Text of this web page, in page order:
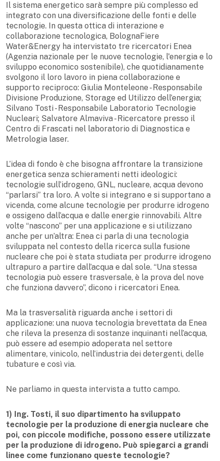
Il sistema energetico sarà sempre più complesso ed
integrato con una diversificazione delle fonti e delle
tecnologie. In questa ottica di interazione e
collaborazione tecnologica, BolognaFiere
Water&Energy ha intervistato tre ricercatori Enea
(Agenzia nazionale per le nuove tecnologie, l'energia e lo
sviluppo economico sostenibile), che quotidianamente
svolgono il loro lavoro in piena collaborazione e
supporto reciproco: Giulia Monteleone - Responsabile
Divisione Produzione, Storage ed Utilizzo dell’energia;
Silvano Tosti - Responsabile Laboratorio Tecnologie
Nucleari; Salvatore Almaviva - Ricercatore presso il
Centro di Frascati nel laboratorio di Diagnostica e
Metrologia laser.
L’idea di fondo è che bisogna affrontare la transizione
energetica senza schieramenti netti ideologici:
tecnologie sull’idrogeno, GNL, nucleare, acqua devono
“parlarsi” tra loro. A volte si integrano e si supportano a
vicenda, come alcune tecnologie per produrre idrogeno
e ossigeno dall’acqua e dalle energie rinnovabili. Altre
volte “nascono” per una applicazione e si utilizzano
anche per un’altra: Enea ci parla di una tecnologia
sviluppata nel contesto della ricerca sulla fusione
nucleare che poi è stata studiata per produrre idrogeno
ultrapuro a partire dall’acqua e dal sole. “Una stessa
tecnologia può essere trasversale, è la prova del nove
che funziona davvero”, dicono i ricercatori Enea.
Ma la trasversalità riguarda anche i settori di
applicazione: una nuova tecnologia brevettata da Enea
che rileva la presenza di sostanze inquinanti nell’acqua,
può essere ad esempio adoperata nel settore
alimentare, vinicolo, nell’industria dei detergenti, delle
tubature e così via.
Ne parliamo in questa intervista a tutto campo.
1) Ing. Tosti, il suo dipartimento ha sviluppato
tecnologie per la produzione di energia nucleare che
poi, con piccole modifiche, possono essere utilizzate
per la produzione di idrogeno. Può spiegarci a grandi
linee come funzionano queste tecnologie?